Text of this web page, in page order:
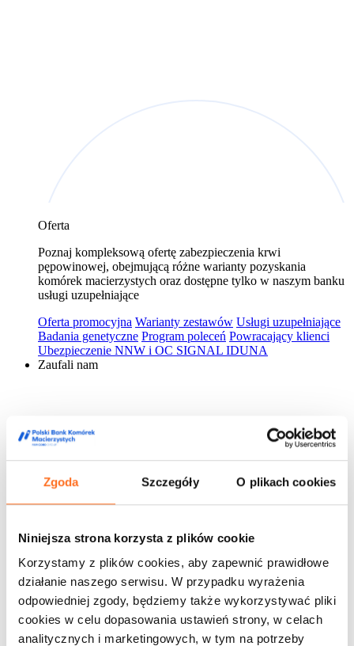
Zgoda Szczegóły O plikach cookies
Niniejsza strona korzysta z plików cookie
Korzystamy z plików cookies, aby zapewnić prawidłowe
działanie naszego serwisu. W przypadku wyrażenia
odpowiedniej zgody, będziemy także wykorzystywać pliki
cookies w celu dopasowania ustawień strony, w celach
analitycznych i marketingowych, w tym na potrzeby
Oferta
Poznaj kompleksową ofertę zabezpieczenia krwi
pępowinowej, obejmującą różne warianty pozyskania
komórek macierzystych oraz dostępne tylko w naszym banku
usługi uzupełniające
Oferta promocyjna Warianty zestawów Usługi uzupełniające
Badania genetyczne Program poleceń Powracający klienci
Ubezpieczenie NNW i OC SIGNAL IDUNA
Zaufali nam